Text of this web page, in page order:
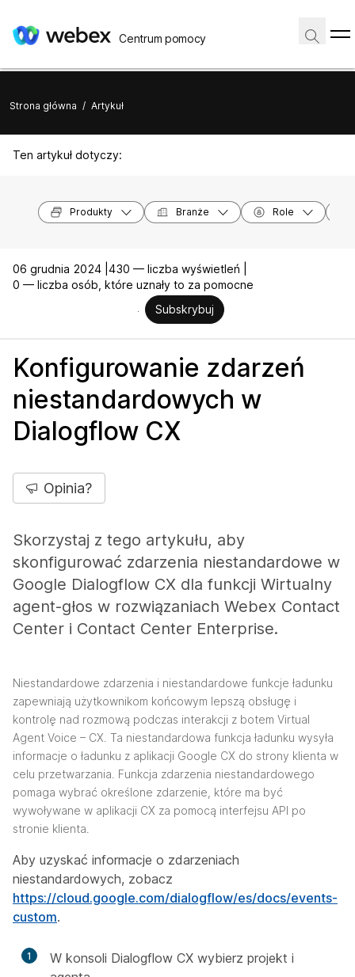
Centrum pomocy
Strona główna / Artykuł
Ten artykuł dotyczy:
Produkty Branże Role
06 grudnia 2024 | 430 — liczba wyświetleń |
0 — liczba osób, które uznały to za pomocne
Subskrybuj
Konfigurowanie zdarzeń
niestandardowych w
Dialogflow CX
Opinia?
Skorzystaj z tego artykułu, aby
skonfigurować zdarzenia niestandardowe w
Google Dialogflow CX dla funkcji Wirtualny
agent-głos w rozwiązaniach Webex Contact
Center i Contact Center Enterprise.
Niestandardowe zdarzenia i niestandardowe funkcje ładunku
zapewniają użytkownikom końcowym lepszą obsługę i
kontrolę nad rozmową podczas interakcji z botem Virtual
Agent Voice – CX. Ta niestandardowa funkcja ładunku wysyła
informacje o ładunku z aplikacji Google CX do strony klienta w
celu przetwarzania. Funkcja zdarzenia niestandardowego
pomaga wybrać określone zdarzenie, które ma być
wywoływane w aplikacji CX za pomocą interfejsu API po
stronie klienta.
Aby uzyskać informacje o zdarzeniach
niestandardowych, zobacz
https://cloud.google.com/dialogflow/es/docs/events-
custom.
1
W konsoli Dialogflow CX wybierz projekt i